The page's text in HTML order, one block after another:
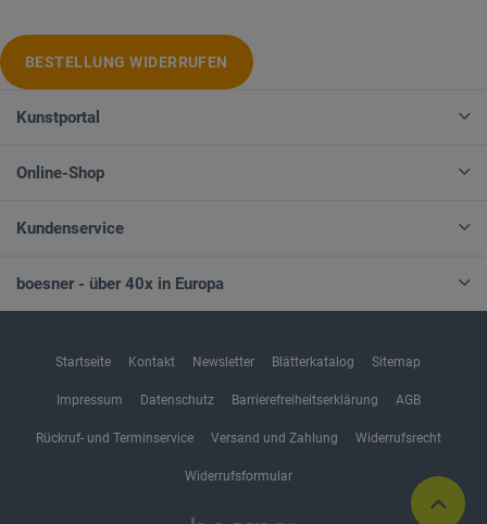
BESTELLUNG WIDERRUFEN
Kunstportal
Online-Shop
Kundenservice
boesner - über 40x in Europa
Startseite Kontakt Newsletter Blätterkatalog Sitemap
Impressum Datenschutz Barrierefreiheitserklärung AGB
Rückruf- und Terminservice Versand und Zahlung Widerrufsrecht
Widerrufsformular